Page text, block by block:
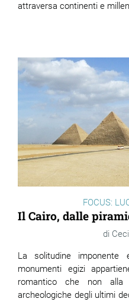
attraversa continenti e
FOCUS:
Il Cairo, dalle
La solitudine imponente
monumenti egizi
romantico che non
archeologiche degli ultimi